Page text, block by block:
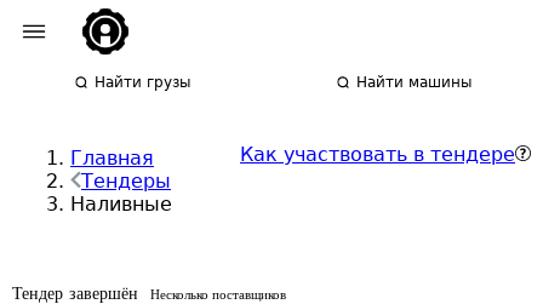
Найти грузы Найти машины
Главная
Тендеры
Наливные
Как участвовать в тендере
Тендер завершён Несколько поставщиков